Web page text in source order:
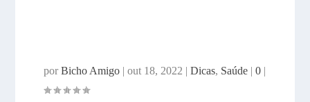
porBicho Amigo| out 18, 2022 Dicas, Saúde| 0